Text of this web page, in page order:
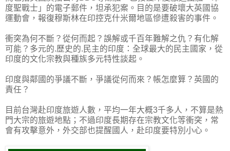
度聖戰士」的電子郵件，坦承犯案。目的是要破壞大英國協
運動會，報復穆斯林在印控克什米爾地區慘遭殺害的事件。
衝突為何不斷？從何而起？誤解或千百年難解之仇？有化解
可能？多元的.歷史的.民主的印度：全球最大的民主國家，從
印度的文化宗教與種族多元特性談起。
印度與鄰國的爭議不斷，爭議從何而來？帳怎麼算？英國的
責任？
目前台灣赴印度旅遊人數，平均一年大概3千多人，不算是熱
門大宗的旅遊地點；不過印度長期存在宗教文化等衝突，常
會有攻擊意外，外交部也提醒國人，赴印度要特別小心。